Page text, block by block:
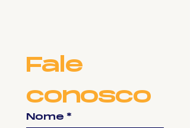
Fale
conosco
Nome *